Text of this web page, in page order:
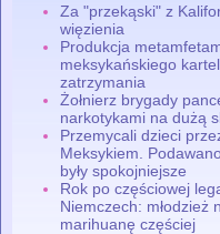
Za "przekąski" z
więzienia
Produkcja
meksykańskiego
zatrzymania
Żołnierz brygady
narkotykami na dużą
Przemycali dzieci
Meksykiem.
były spokojniejsze
Rok po częściowej
Niemczech: młodzież
marihuanę częściej